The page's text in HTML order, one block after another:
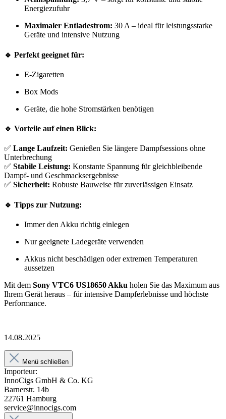
Energiezufuhr
Maximaler Entladestrom: 30 A – ideal für leistungsstarke
Geräte und intensive Nutzung
🔹 Perfekt geeignet für:
E-Zigaretten
Box Mods
Geräte, die hohe Stromstärken benötigen
🔹 Vorteile auf einen Blick:
✅ Lange Laufzeit: Genießen Sie längere Dampfsessions ohne
Unterbrechung
✅ Stabile Leistung: Konstante Spannung für gleichbleibende
Dampf- und Geschmacksergebnisse
✅ Sicherheit: Robuste Bauweise für zuverlässigen Einsatz
🔹 Tipps zur Nutzung:
Immer den Akku richtig einlegen
Nur geeignete Ladegeräte verwenden
Akkus nicht beschädigen oder extremen Temperaturen
aussetzen
Mit dem Sony VTC6 US18650 Akku holen Sie das Maximum aus
Ihrem Gerät heraus – für intensive Dampferlebnisse und höchste
Performance.
14.08.2025
Menü schließen
Importeur:
InnoCigs GmbH & Co. KG
Barnerstr. 14b
22761 Hamburg
service@innocigs.com